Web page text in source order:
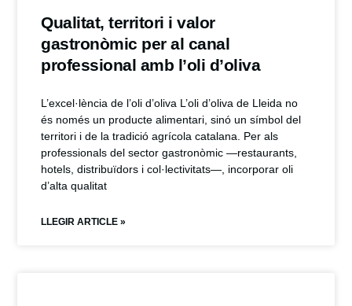
Qualitat, territori i valor
gastronòmic per al canal
professional amb l’oli d’oliva
L’excel·lència de l’oli d’oliva L’oli d’oliva de Lleida no
és només un producte alimentari, sinó un símbol del
territori i de la tradició agrícola catalana. Per als
professionals del sector gastronòmic —restaurants,
hotels, distribuïdors i col·lectivitats—, incorporar oli
d’alta qualitat
LLEGIR ARTICLE »